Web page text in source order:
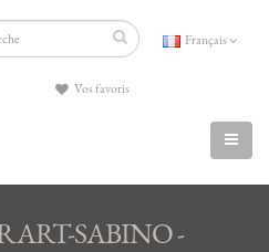
Français
Vos favoris
SABINO -